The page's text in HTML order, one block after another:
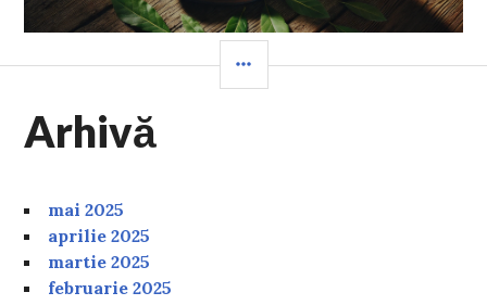
Arhivă
mai 2025
aprilie 2025
martie 2025
februarie 2025